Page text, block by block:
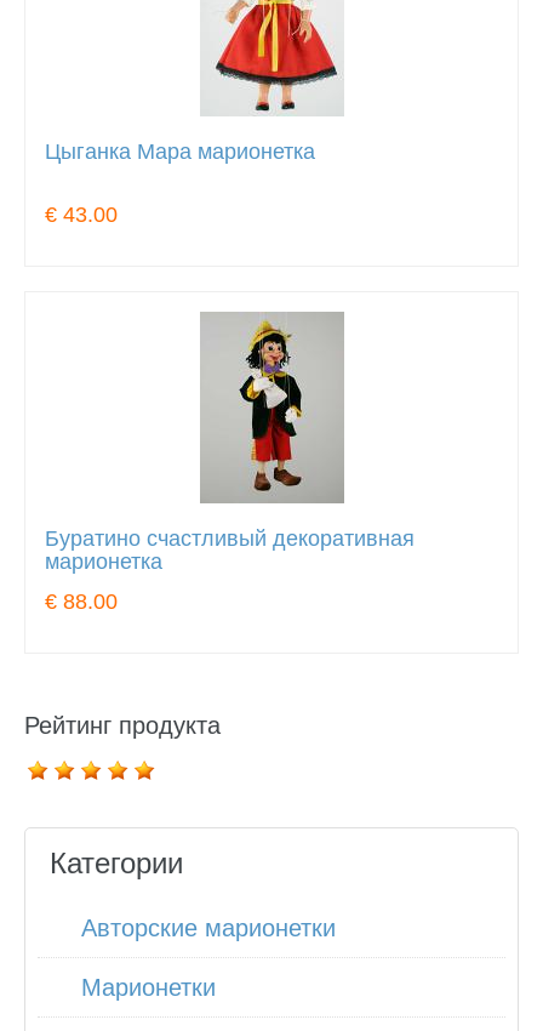
Цыганка Мара марионетка
€ 43.00
Буратино счастливый декоративная
марионетка
€ 88.00
Рейтинг продукта
Категории
Авторские марионетки
Марионетки